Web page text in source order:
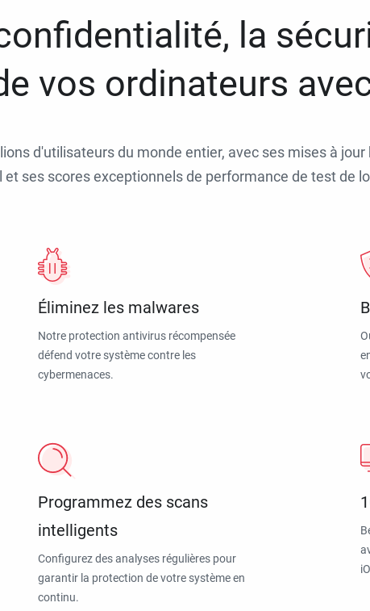
la
vos ordinateurs
d'utilisateurs du monde entier, avec ses mises à
ses scores exceptionnels de performance de test de
Éliminez les malwares
Notre protection antivirus récompensée
défend votre système contre les
cybermenaces.
Programmez des scans
intelligents
Configurez des analyses régulières pour
garantir la protection de votre système en
continu.